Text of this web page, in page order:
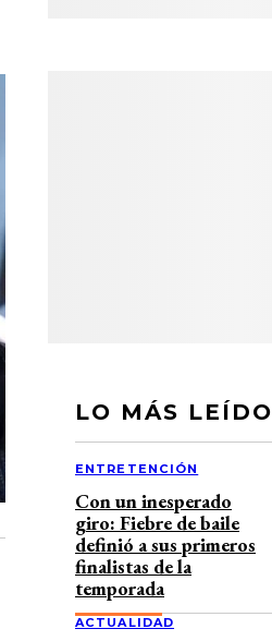
LO MÁS LEÍDO
ENTRETENCIÓN
Con un inesperado
giro: Fiebre de baile
definió a sus primeros
finalistas de la
temporada
ACTUALIDAD